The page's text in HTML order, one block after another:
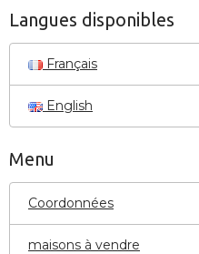
Langues disponibles
Français
English
Menu
Coordonnées
maisons à vendre